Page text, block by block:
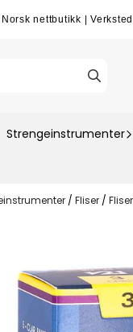
Norsk nettbutikk
Strengeinstrumenter
/ Fliser /